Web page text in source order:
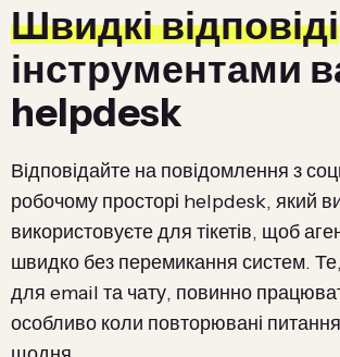
Швидкі відповіді
інструментами
helpdesk
Відповідайте на повідомлення з
робочому просторі helpdesk, який
використовуєте для тікетів, щоб
швидко без перемикання систем.
для email та чату, повинно
особливо коли повторювані